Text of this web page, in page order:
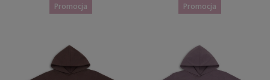
Promocja Promocja